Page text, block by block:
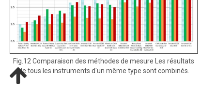
Fig.12 Comparaison des méthodes de mesure Les résultats
de tous les instruments d'un même type sont combinés.